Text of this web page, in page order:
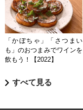
「かぼちゃ」「さつまい
も」のおつまみでワインを
飲もう！【2022】
すべて見る